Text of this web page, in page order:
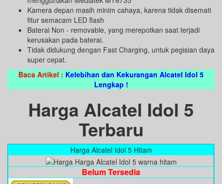
Kamera depan masih minim cahaya, karena tidak disemati
fitur semacam LED flash
Baterai Non - removable, yang merepotkan saat terjadi
kerusakan pada baterai.
Tidak didukung dengan Fast Charging, untuk pegisian daya
super cepat.
Baca Artikel : Kelebihan dan Kekurangan Alcatel Idol 5
Lengkap !
Harga Alcatel Idol 5
Terbaru
Harga Alcatel Idol 5 Hitam
Belum Tersedia